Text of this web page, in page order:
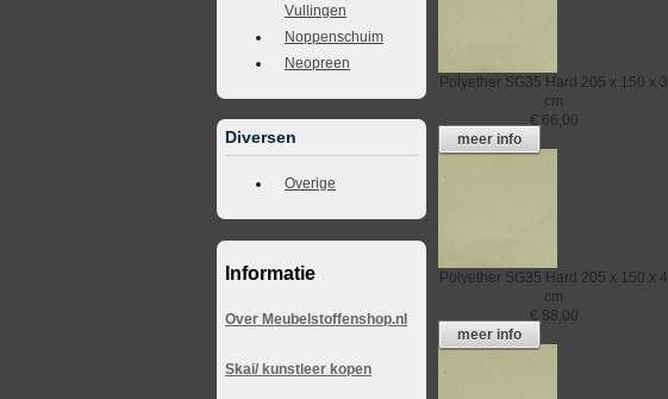
Vullingen
Noppenschuim
Neopreen
Diversen
Overige
Informatie
Over Meubelstoffenshop.nl
Skai/ kunstleer kopen
Polyether SG35 Hard 205 x 150 x 3
cm
€ 66,00
meer info
Polyether SG35 Hard 205 x 150 x 4
cm
€ 88,00
meer info